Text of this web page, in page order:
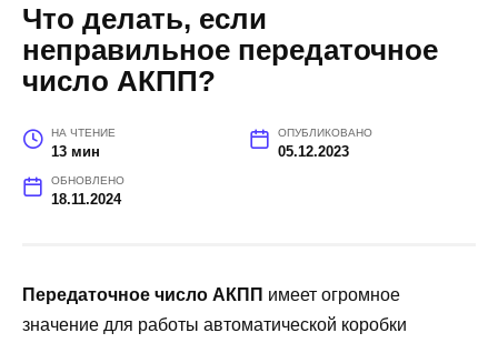
Что делать, если
неправильное передаточное
число АКПП?
НА ЧТЕНИЕ
13 мин
ОПУБЛИКОВАНО
05.12.2023
ОБНОВЛЕНО
18.11.2024
Передаточное число АКПП имеет огромное
значение для работы автоматической коробки